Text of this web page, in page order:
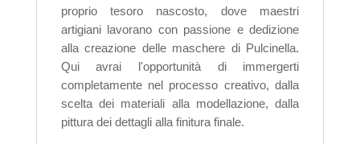
proprio tesoro nascosto, dove maestri
artigiani lavorano con passione e dedizione
alla creazione delle maschere di Pulcinella.
Qui avrai l'opportunità di immergerti
completamente nel processo creativo, dalla
scelta dei materiali alla modellazione, dalla
pittura dei dettagli alla finitura finale.